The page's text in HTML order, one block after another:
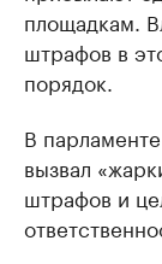
площадкам.
штрафов в
порядок.
В
вызвал
штрафов и